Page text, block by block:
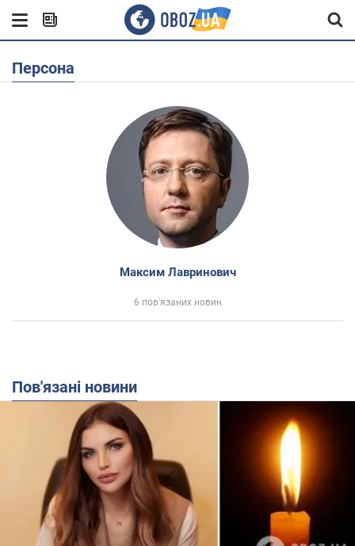
Персона
Максим Лавринович
6 пов'язаних новин
Пов'язані новини